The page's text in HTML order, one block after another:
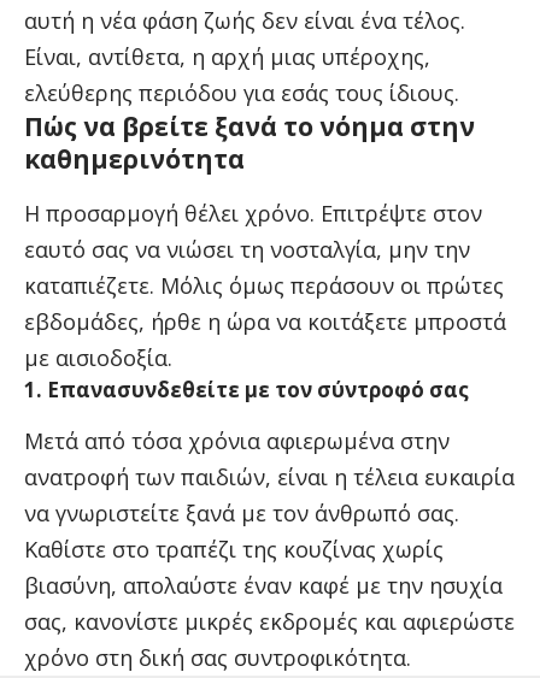
αυτή η νέα φάση ζωής δεν είναι ένα τέλος.
Είναι, αντίθετα, η αρχή μιας υπέροχης,
ελεύθερης περιόδου για εσάς τους ίδιους.
Πώς να βρείτε ξανά το νόημα στην
καθημερινότητα
Η προσαρμογή θέλει χρόνο. Επιτρέψτε στον
εαυτό σας να νιώσει τη νοσταλγία, μην την
καταπιέζετε. Μόλις όμως περάσουν οι πρώτες
εβδομάδες, ήρθε η ώρα να κοιτάξετε μπροστά
με αισιοδοξία.
1. Επανασυνδεθείτε με τον σύντροφό σας
Μετά από τόσα χρόνια αφιερωμένα στην
ανατροφή των παιδιών, είναι η τέλεια ευκαιρία
να γνωριστείτε ξανά με τον άνθρωπό σας.
Καθίστε στο τραπέζι της κουζίνας χωρίς
βιασύνη, απολαύστε έναν καφέ με την ησυχία
σας, κανονίστε μικρές εκδρομές και αφιερώστε
χρόνο στη δική σας συντροφικότητα.